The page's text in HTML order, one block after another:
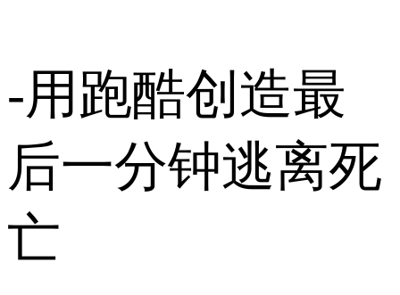
-用跑酷创造最
后一分钟逃离死
亡